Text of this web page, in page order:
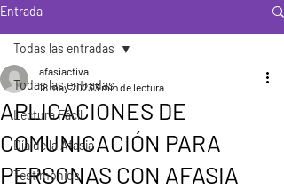
Entrada
Todas las entradas
Lectura Fácil
Día de la Afasia
Testimonios
Todas las entradas
APLICACIONES DE
COMUNICACIÓN PARA
PERSONAS CON AFASIA
afasiactiva
18 may 20233 min de lectura